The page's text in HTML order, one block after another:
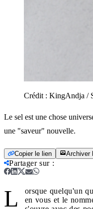
Crédit : KingAndja /
Le sel est une chose
une "saveur" nouvelle.
Copier le lien Archiver
Partager sur:
L
orsque quelqu'un
en vous et le